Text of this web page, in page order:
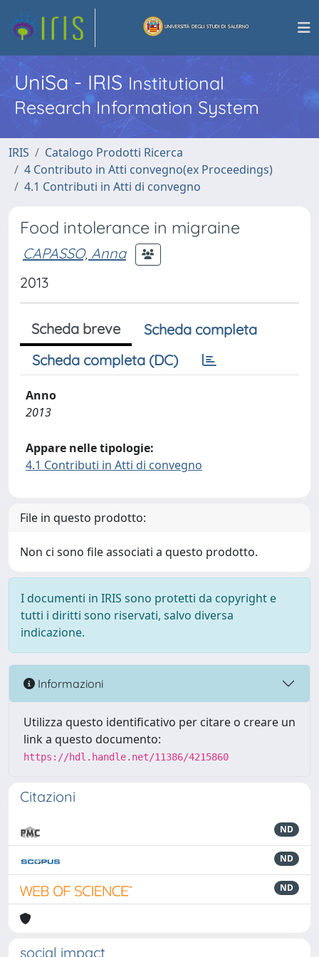
UniSa - IRISInstitutional
Research Information System
IRIS
Catalogo Prodotti Ricerca
4 Contributo in Atti convegno(ex Proceedings)
4.1 Contributi in Atti di convegno
Food intolerance in migraine
CAPASSO, Anna
2013
Scheda breve
Scheda completa
Scheda completa (DC)
Anno
2013
Appare nelle tipologie:
4.1 Contributi in Atti di convegno
File in questo prodotto:
Non ci sono file associati a questo prodotto.
I documenti in IRIS sono protetti da copyright e
tutti i diritti sono riservati, salvo diversa
indicazione.
Informazioni
Utilizza questo identificativo per citare o creare un
link a questo documento:
https://hdl.handle.net/11386/4215860
Citazioni
ND
ND
ND
social impact